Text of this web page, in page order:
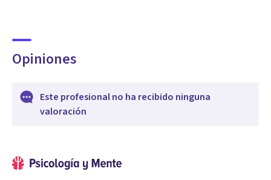
Opiniones
Este profesional no ha recibido ninguna
valoración